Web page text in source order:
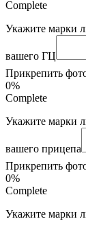
Complete
Укажите марки
вашего ГЦ
Прикрепить
0%
Complete
Укажите марки
вашего прицепа
Прикрепить
0%
Complete
Укажите марки